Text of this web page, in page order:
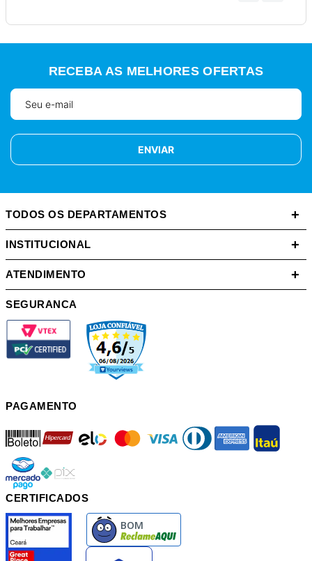
RECEBA AS MELHORES OFERTAS
ENVIAR
TODOS OS DEPARTAMENTOS +
INSTITUCIONAL +
ATENDIMENTO +
SEGURANCA
PAGAMENTO
boleto mastercard diners american itau
mercadopago
CERTIFICADOS